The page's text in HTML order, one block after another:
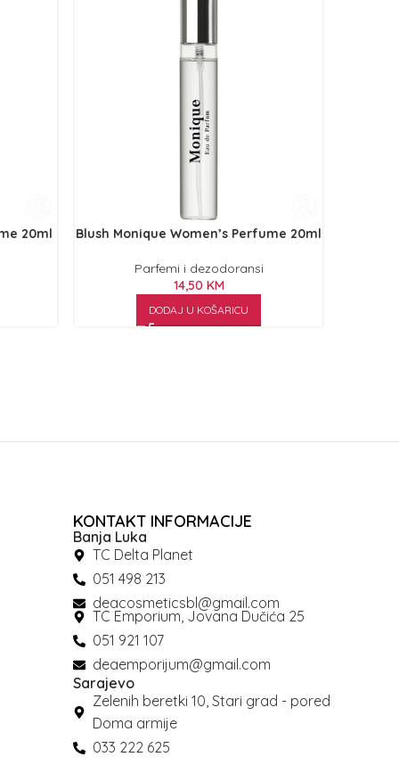
20ml Blush Monique Women’s Perfume 20ml
Parfemi i dezodoransi
14,50 KM
DODAJ U KOŠARICU
KONTAKT INFORMACIJE
Banja Luka
TC Delta Planet
051 498 213
deacosmeticsbl@gmail.com
TC Emporium, Jovana Dučića 25
051 921 107
deaemporijum@gmail.com
Sarajevo
Zelenih beretki 10, Stari grad - pored
Doma armije
033 222 625